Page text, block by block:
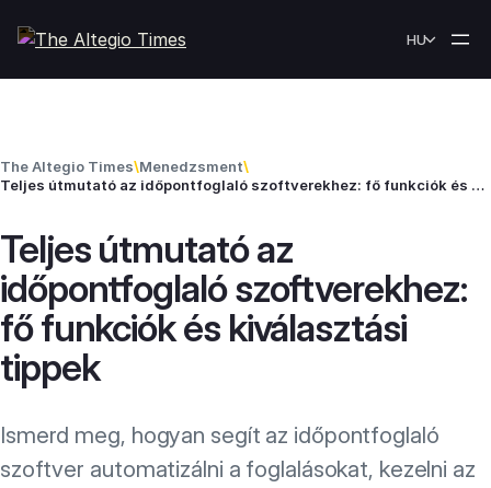
HU
The Altegio Times\Menedzsment\
Teljes útmutató az időpontfoglaló szoftverekhez: fő funkciók és kiválasztási tippek
Teljes útmutató az
időpontfoglaló szoftverekhez:
fő funkciók és kiválasztási
tippek
Ismerd meg, hogyan segít az időpontfoglaló
szoftver automatizálni a foglalásokat, kezelni az